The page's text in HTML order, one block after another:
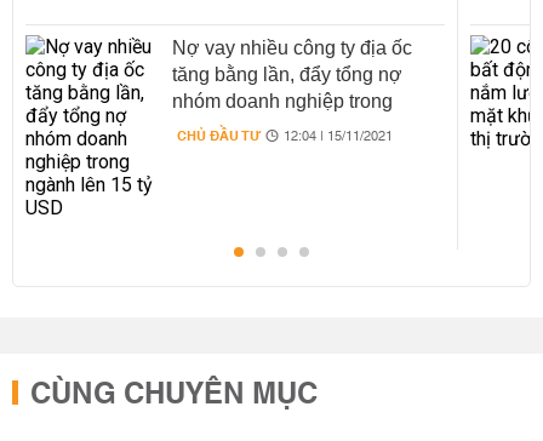
Nợ vay nhiều công ty địa ốc
tăng bằng lần, đẩy tổng nợ
nhóm doanh nghiệp trong
ngành lên 15 tỷ USD
CHỦ ĐẦU TƯ 12:04 | 15/11/2021
CÙNG CHUYÊN MỤC